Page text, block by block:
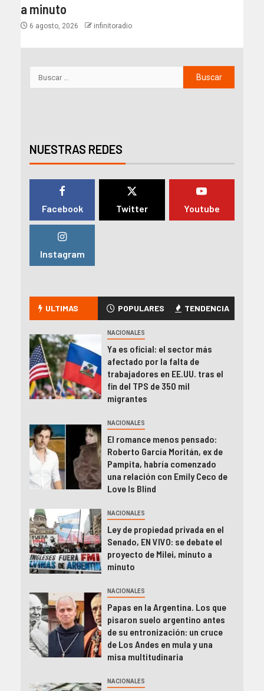
a minuto
6 agosto, 2026 infinitoradio
NUESTRAS REDES
Facebook Twitter Youtube
Instagram
ULTIMAS POPULARES TENDENCIA
NACIONALES
Ya es oficial: el sector más
afectado por la falta de
trabajadores en EE.UU. tras el
fin del TPS de 350 mil
migrantes
NACIONALES
El romance menos pensado:
Roberto García Moritán, ex de
Pampita, habría comenzado
una relación con Emily Ceco de
Love Is Blind
NACIONALES
Ley de propiedad privada en el
Senado, EN VIVO: se debate el
proyecto de Milei, minuto a
minuto
NACIONALES
Papas en la Argentina. Los que
pisaron suelo argentino antes
de su entronización: un cruce
de Los Andes en mula y una
misa multitudinaria
NACIONALES